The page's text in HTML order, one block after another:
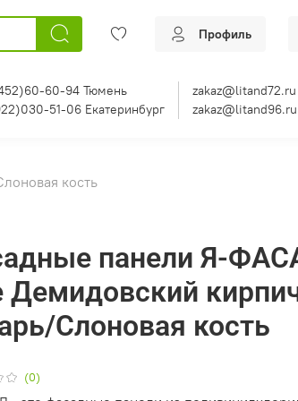
Профиль
60-94 Тюмень
zakaz@litand72.ru
51-06 Екатеринбург
zakaz@litand96.ru
кость
(0)
панели Я-
Демидовский
Слоновая кость